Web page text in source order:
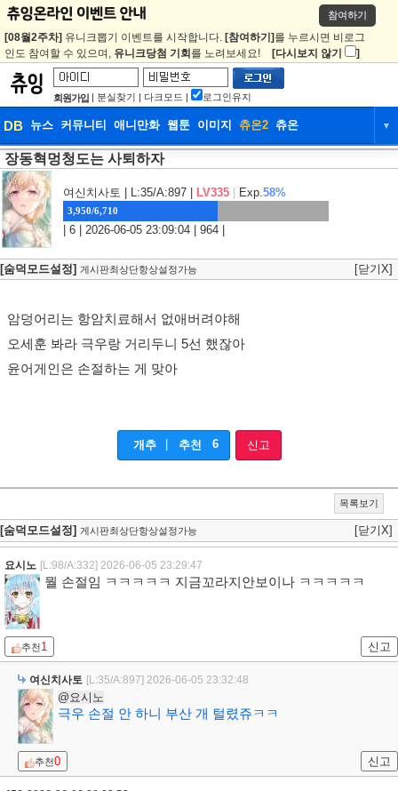
참여하기
[08월2주차] 유니크뽑기 이벤트를 시작합니다. [참여하기] 를 누르시면 비로그
인도 참여할 수 있으며, 유니크당첨 기회 를 노려보세요! [다시보지 않기 ]
회원가입 | 분실찾기 | 다크모드 | 로그인유지
DB 뉴스 커뮤니티 애니만화 웹툰 이미지 츄온2 츄온 ▼
DB 뉴스
웹툰 이미지 츄온2
장동혁멍청도는 사퇴하자
여신치사토 | L:35/A:897 | LV335 Exp.58%
3,950/6,710
| 6 | 2026-06-05 23:09:04 | 964 |
[숨덕모드설정] 게시판최상단항상설정가능 [닫기X]
암덩어리는 항암치료해서 없애버려야해
오세훈 봐라 극우랑 거리두니 5선 했잖아
윤어게인은 손절하는 게 맞아
개추 추천 6 신고
목록보기
[숨덕모드설정] 게시판최상단항상설정가능 [닫기X]
요시노 [L:98/A:332] 2026-06-05 23:29:47
뭘 손절임 ㅋㅋㅋㅋㅋ 지금꼬라지안보이나 ㅋㅋㅋㅋㅋ
추천1 신고
여신치사토 [L:35/A:897] 2026-06-05 23:32:48
@요시노
극우 손절 안 하니 부산 개 털렸쥬ㅋㅋ
추천0 신고